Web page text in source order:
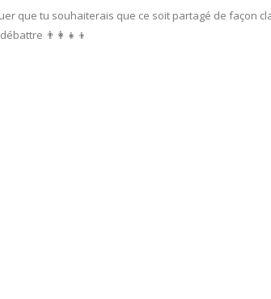
que tu souhaiterais que ce soit partagé de façon
👨‍👩‍👧‍👦